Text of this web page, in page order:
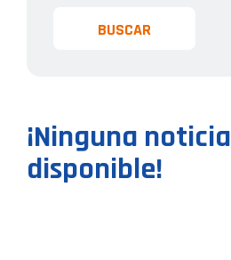
BUSCAR
¡Ninguna noticia
disponible!